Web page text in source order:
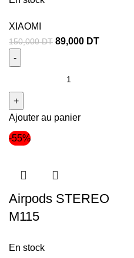
XIAOMI
150,000DT 89,000 DT
Ajouter au panier
-55%
Airpods STEREO
M115
En stock